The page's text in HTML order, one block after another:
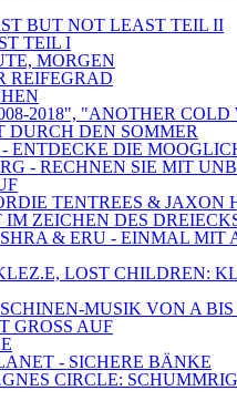
BUT NOT LEAST TEIL II
TEIL I
MORGEN
REIFEGRAD
2018", "ANOTHER
DURCH DEN SOMMER
ENTDECKE DIE
- RECHNEN SIE MIT
TENTREES &
IM ZEICHEN DES
& ERU - EINMAL MIT
LOST CHILDREN:
MUSIK VON A
GROSS AUF
- SICHERE BÄNKE
CIRCLE: